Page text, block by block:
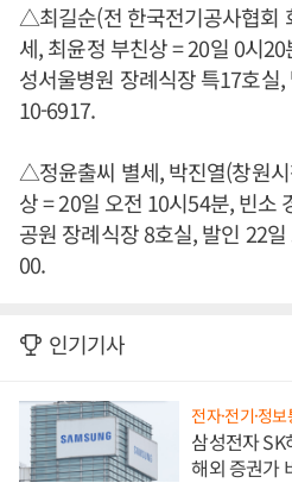
△최길순(전 한국전기공사협회
세, 최윤정 부친상 = 20일 0시
성서울병원 장례식장 특17호실
10-6917.
△정윤출씨 별세, 박진열(창원
상 = 20일 오전 10시54분, 빈소
공원 장례식장 8호실, 발인 22
00.
인기기사
전자·전기·정보
삼성전자 SK
해외 증권가